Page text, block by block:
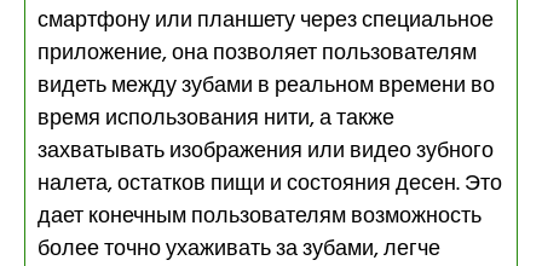
смартфону или планшету через специальное
приложение, она позволяет пользователям
видеть между зубами в реальном времени во
время использования нити, а также
захватывать изображения или видео зубного
налета, остатков пищи и состояния десен. Это
дает конечным пользователям возможность
более точно ухаживать за зубами, легче